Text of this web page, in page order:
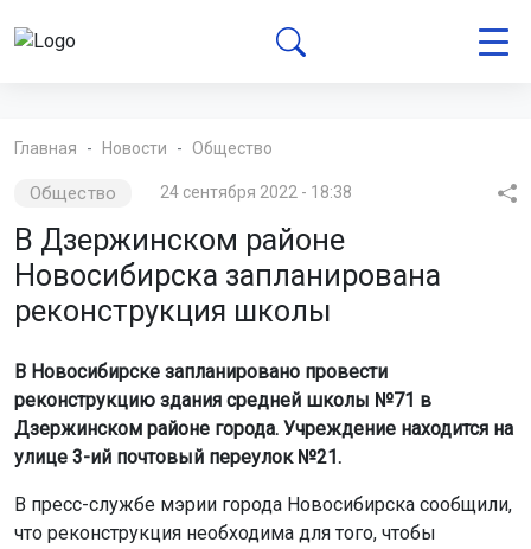
Главная Новости Общество
Общество 24 сентября 2022 - 18:38
В Дзержинском районе
Новосибирска запланирована
реконструкция школы
В Новосибирске запланировано провести
реконструкцию здания средней школы №71 в
Дзержинском районе города. Учреждение находится на
улице 3-ий почтовый переулок №21.
В пресс-службе мэрии города Новосибирска сообщили,
что реконструкция необходима для того, чтобы